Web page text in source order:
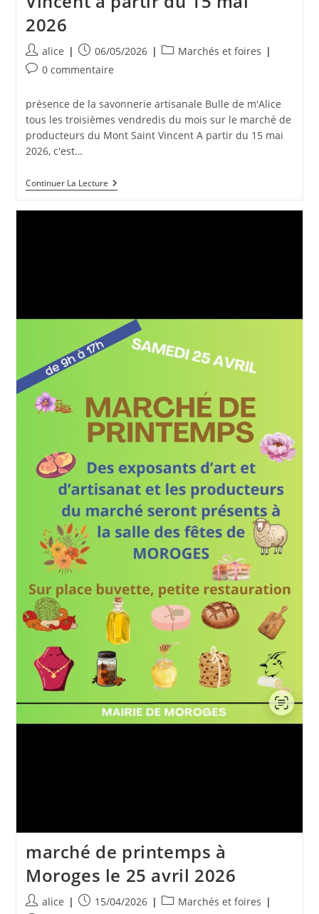
2026
Auteur/autrice
de
alice
Publication
publiée :
06/05/2026
PostMarchés et foires
Commentaires
publication :
0 commentaire
présence de la savonnerie artisanale Bulle de m'Alice
tous les troisièmes vendredis du mois sur le marché de
producteurs du Mont Saint Vincent A partir du 15 mai
2026, c'est…
Continuer La LectureMarché
Rural
marché de printemps à
Moroges le 25 avril 2026
Auteur/autrice
alice
Publication
15/04/2026
PostMarchés et foires